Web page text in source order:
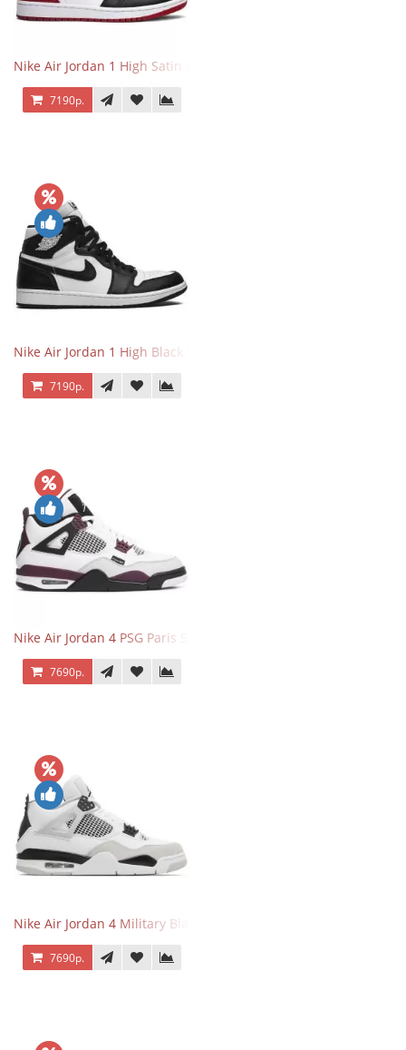
Nike Air Jordan 1 High Satin Black Toe
7190р.
Nike Air Jordan 1 High Black White
7190р.
Nike Air Jordan 4 PSG Paris Saint Germain
7690р.
Nike Air Jordan 4 Military Black
7690р.